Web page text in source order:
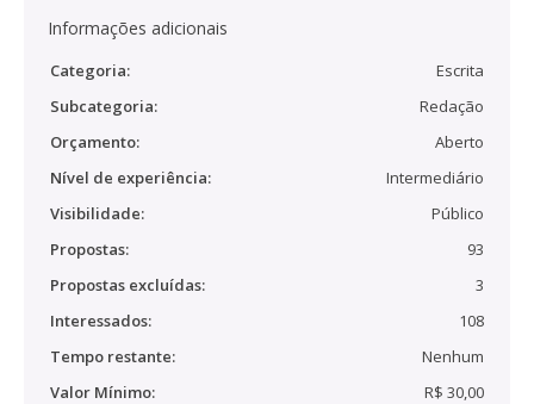
Informações adicionais
Categoria:
Escrita
Subcategoria:
Redação
Orçamento:
Aberto
Nível de experiência:
Intermediário
Visibilidade:
Público
Propostas:
93
Propostas excluídas:
3
Interessados:
108
Tempo restante:
Nenhum
Valor Mínimo:
R$ 30,00